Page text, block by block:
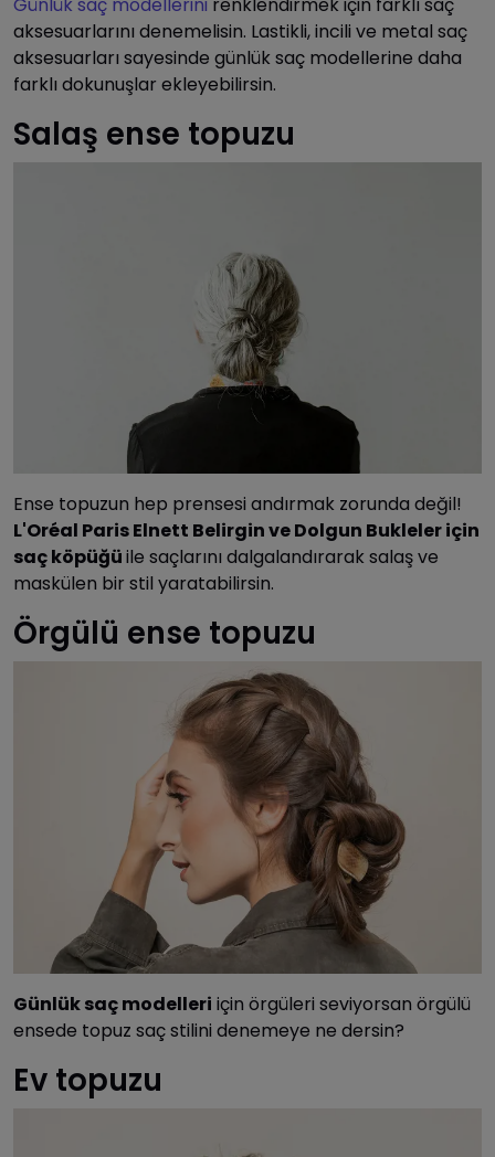
aksesuarlarını denemelisin. Lastikli, incili ve metal saç
aksesuarları sayesinde günlük saç modellerine daha
farklı dokunuşlar ekleyebilirsin.
Salaş ense topuzu
Ense topuzun hep prensesi andırmak zorunda değil!
L'Oréal Paris Elnett Belirgin ve Dolgun Bukleler için
saç köpüğüile saçlarını dalgalandırarak salaş ve
maskülen bir stil yaratabilirsin.
Örgülü ense topuzu
Günlük saç modelleri için örgüleri seviyorsan örgülü
ensede topuz saç stilini denemeye ne dersin?
Ev topuzu